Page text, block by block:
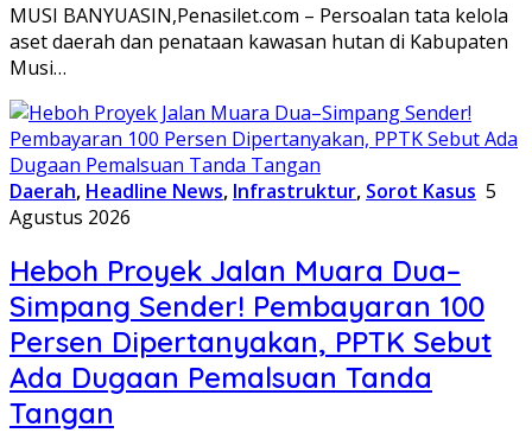
MUSI BANYUASIN,Penasilet.com – Persoalan tata kelola
aset daerah dan penataan kawasan hutan di Kabupaten
Musi…
Daerah, Headline News, Infrastruktur, Sorot Kasus 5
Agustus 2026
Heboh Proyek Jalan Muara Dua–
Simpang Sender! Pembayaran 100
Persen Dipertanyakan, PPTK Sebut
Ada Dugaan Pemalsuan Tanda
Tangan